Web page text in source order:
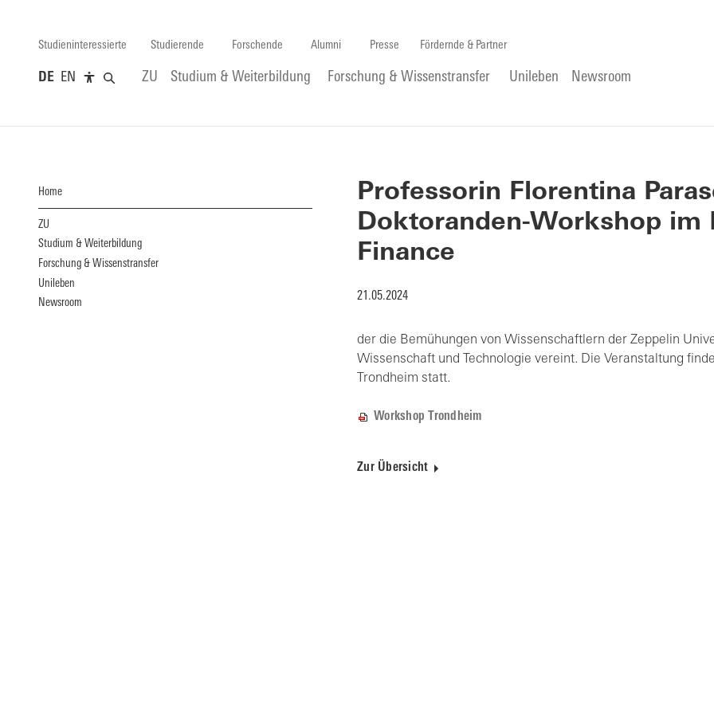
Studieninteressierte Studierende Forschende Alumni Presse Fördernde & Partner
DE EN ZU Studium & Weiterbildung Forschung & Wissenstransfer Unileben Newsroom
Home
ZU
Studium & Weiterbildung
Forschung & Wissenstransfer
Unileben
Newsroom
Professorin Florentina
Doktoranden-Workshop im
Finance
21.05.2024
der die Bemühungen von Wissenschaftlern der Zeppelin
Wissenschaft und Technologie vereint. Die Veranstaltung
Trondheim statt.
Workshop Trondheim
Zur Übersicht